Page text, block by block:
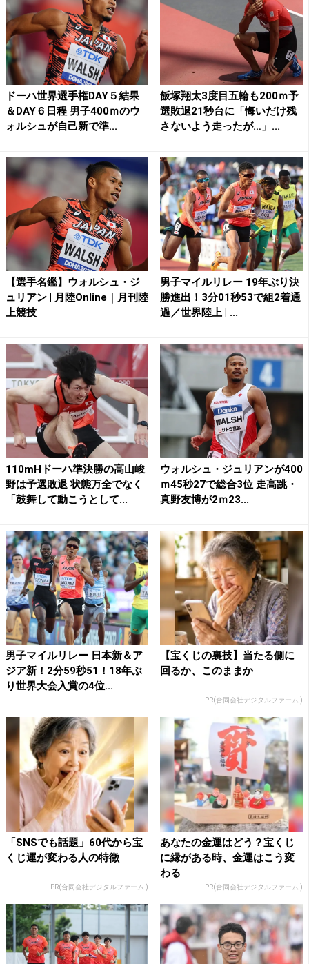
ドーハ世界選手権DAY５結果
＆DAY６日程 男子400ｍのウ
ォルシュが自己新で準...
飯塚翔太3度目五輪も200ｍ予
選敗退21秒台に「悔いだけ残
さないよう走ったが…」...
【選手名鑑】ウォルシュ・ジ
ュリアン | 月陸Online｜月刊陸
上競技
男子マイルリレー 19年ぶり決
勝進出！3分01秒53で組2着通
過／世界陸上 | ...
110mHドーハ準決勝の高山峻
野は予選敗退 状態万全でなく
「鼓舞して動こうとして...
ウォルシュ・ジュリアンが400
ｍ45秒27で総合3位 走高跳・
真野友博が2ｍ23...
男子マイルリレー 日本新＆ア
ジア新！2分59秒51！18年ぶ
り世界大会入賞の4位...
【宝くじの裏技】当たる側に
回るか、このままか
PR(合同会社デジタルファーム )
「SNSでも話題」60代から宝
くじ運が変わる人の特徴
PR(合同会社デジタルファーム )
あなたの金運はどう？宝くじ
に縁がある時、金運はこう変
わる
PR(合同会社デジタルファーム )